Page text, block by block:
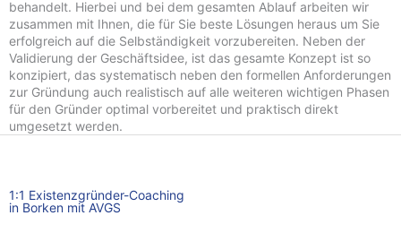
behandelt. Hierbei und bei dem gesamten Ablauf arbeiten wir
zusammen mit Ihnen, die für Sie beste Lösungen heraus um Sie
erfolgreich auf die Selbständigkeit vorzubereiten. Neben der
Validierung der Geschäftsidee, ist das gesamte Konzept ist so
konzipiert, das systematisch neben den formellen Anforderungen
zur Gründung auch realistisch auf alle weiteren wichtigen Phasen
für den Gründer optimal vorbereitet und praktisch direkt
umgesetzt werden.
1:1 Existenzgründer-Coaching
in Borken mit AVGS